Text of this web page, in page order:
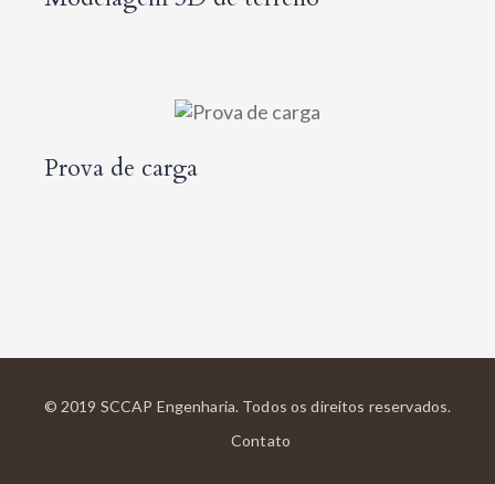
Prova de carga
© 2019 SCCAP Engenharia. Todos os direitos reservados.
Contato